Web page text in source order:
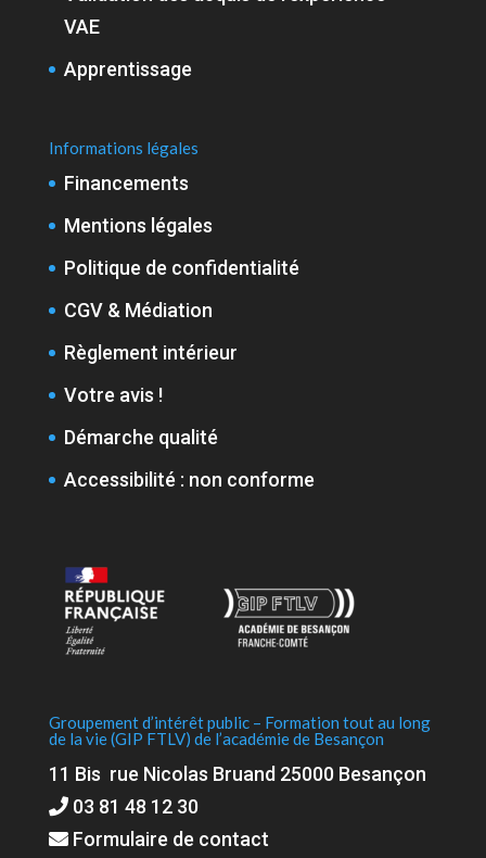
VAE
Apprentissage
Informations légales
Financements
Mentions légales
Politique de confidentialité
CGV & Médiation
Règlement intérieur
Votre avis !
Démarche qualité
Accessibilité : non conforme
Groupement d’intérêt public – Formation tout au long
de la vie (GIP FTLV) de l’académie de Besançon
11 Bis rue Nicolas Bruand 25000 Besançon
03 81 48 12 30
Formulaire de contact